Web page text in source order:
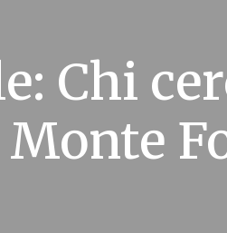
Chi
Monte